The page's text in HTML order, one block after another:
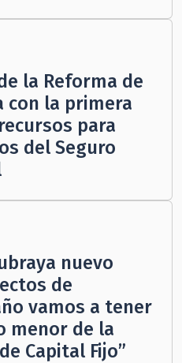
la Reforma de
con la primera
para
del Seguro
nuevo
de
vamos a tener
menor de la
Capital Fijo”